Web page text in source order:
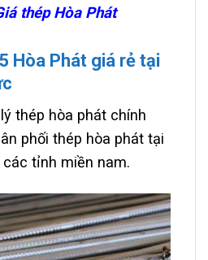
thép Hòa Phát
Hòa Phát giá rẻ tại
thép hòa phát chính
phối thép hòa phát tại
tỉnh miền nam.